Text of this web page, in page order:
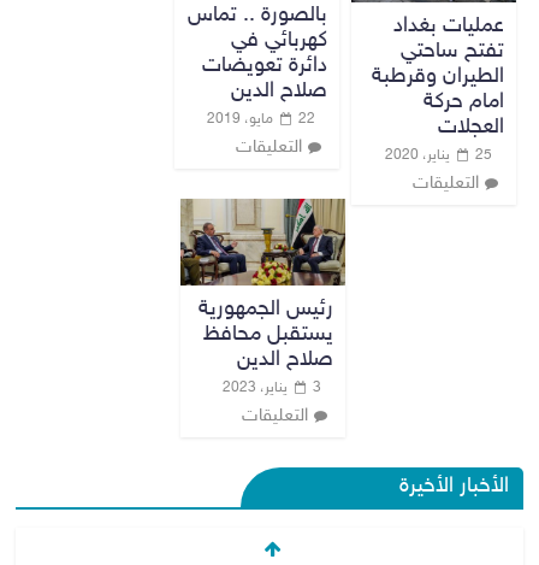
عمليات بغداد
تفتح ساحتي
الطيران وقرطبة
امام حركة
العجلات
25 يناير، 2020
التعليقات
بالصورة .. تماس
كهربائي في
دائرة تعويضات
صلاح الدين
22 مايو، 2019
التعليقات
رئيس الجمهورية
يستقبل محافظ
صلاح الدين
3 يناير، 2023
التعليقات
الأخبار الأخيرة